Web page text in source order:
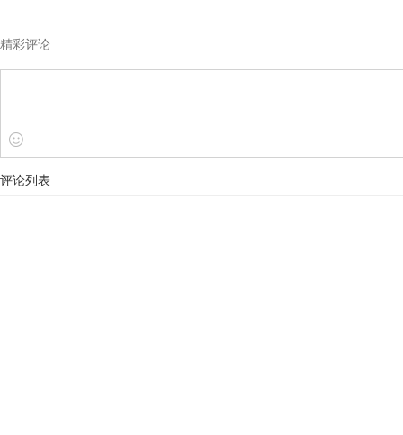
精彩评论
评论列表